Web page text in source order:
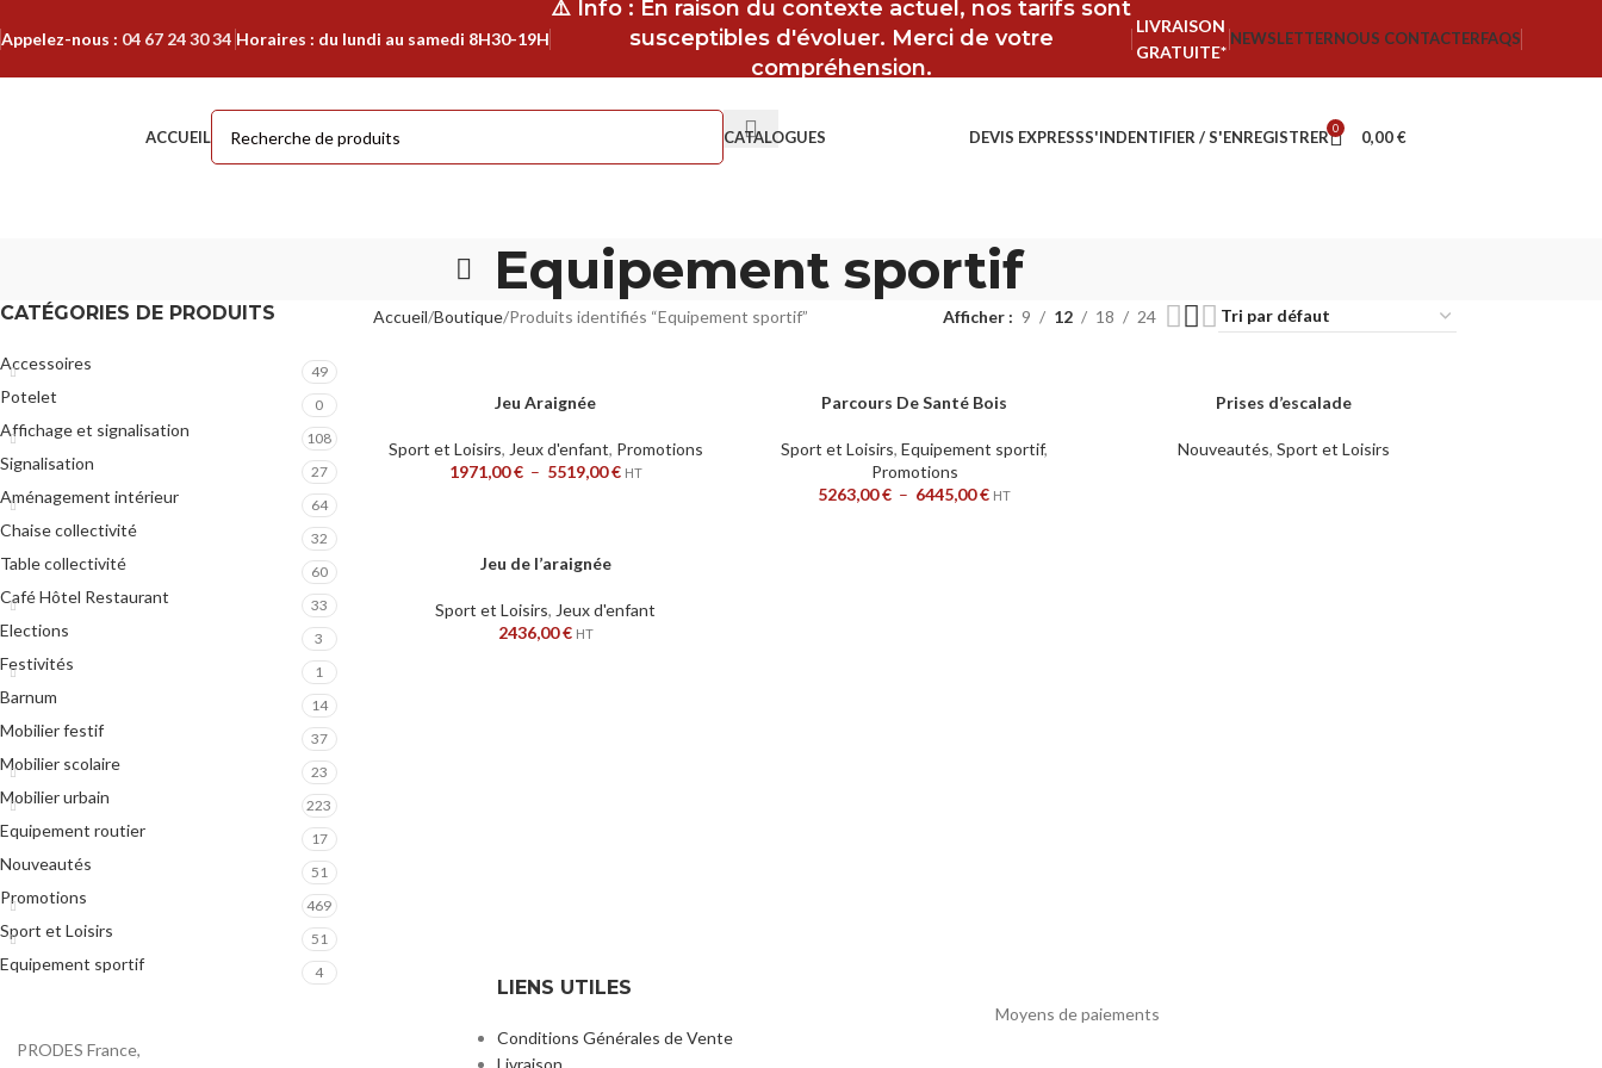
Appelez-nous : 04 67 24 30 34 Horaires : du lundi au samedi 8H30-19H
⚠️ Info : En raison du contexte actuel, nos tarifs sont
susceptibles d'évoluer. Merci de votre
compréhension.
LIVRAISON
GRATUITE*
NEWSLETTERNOUS CONTACTERFAQS
ACCUEIL CATALOGUES DEVIS EXPRESSS'INDENTIFIER / S'ENREGISTRER 0 0,00€
Equipement sportif
CATÉGORIES DE PRODUITS
Accessoires 49
Potelet 0
Affichage et signalisation 108
Signalisation 27
Aménagement intérieur 64
Chaise collectivité 32
Table collectivité 60
Café Hôtel Restaurant 33
Elections 3
Festivités 1
Barnum 14
Mobilier festif 37
Mobilier scolaire 23
Mobilier urbain 223
Equipement routier 17
Nouveautés 51
Promotions 469
Sport et Loisirs 51
Equipement sportif 4
Accueil Boutique Produits identifiés “Equipement sportif” Afficher 9 12 18 24
CHOIX DES OPTIONSJeu Araignée
Sport et Loisirs, Jeux d'enfant, Promotions
1971,00€ – 5519,00€ HT
CHOIX DES OPTIONS
Parcours De Santé Bois
Sport et Loisirs,Equipement sportif,
Promotions
5263,00€ – 6445,00€ HT
Prises d’escalade
Nouveautés,Sport et Loisirs
AJOUTER AU PANIERJeu de l’araignée
Sport et Loisirs, Jeux d'enfant
2436,00€ HT
PRODES France,
LIENS UTILES
Conditions Générales de Vente
Livraison
Moyens de paiements